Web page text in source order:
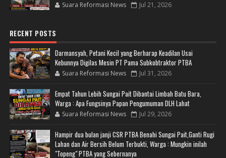
Suara Reformasi News Jul 21, 2026
RECENT POSTS
Darmansyah, Petani Kecil yang Berharap Keadilan Usai
Kebunnya Digilas Mesin PT Pama Subkobtraktor PTBA
Suara Reformasi News Jul 31, 2026
Empat Tahun Lebih Sungai Pait Dibantai Limbah Batu Bara,
Warga : Apa Fungsinya Papan Pengumuman DLH Lahat
Suara Reformasi News Jul 29, 2026
Hampir dua bulan janji CSR PTBA Benahi Sungai Pait,Ganti Rugi
Lahan dan Air Bersih Belum Terbukti, Warga : Mungkin inilah
"Topeng" PTBA yang Sebernanya